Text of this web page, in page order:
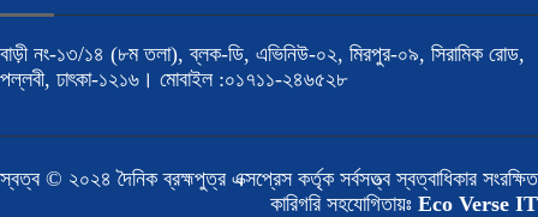
বাড়ী নং-১৩/১৪ (৮ম তলা), ব্লক-ডি, এভিনিউ-০২, মিরপুর-০৯, সিরামিক রোড,
পল্লবী, ঢাৎকা-১২১৬। মোবাইল :০১৭১১-২৪৬৫২৮
স্বত্ব © ২০২৪ দৈনিক ব্রহ্মপুত্র এক্সপ্রেস কর্তৃক সর্বসত্ত্ব স্বত্বাধিকার সংরক্ষিত
কারিগরি সহযোগিতায়ঃ Eco Verse IT